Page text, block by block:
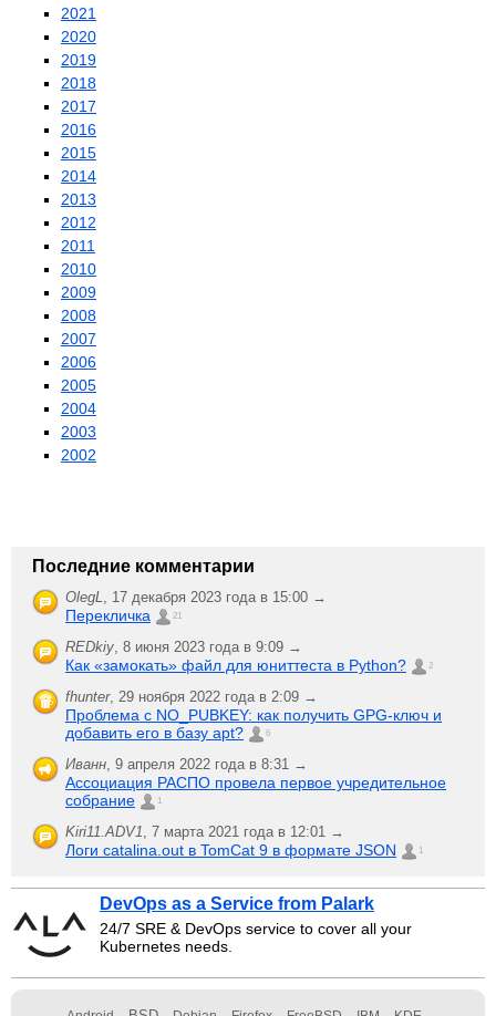
2021
2020
2019
2018
2017
2016
2015
2014
2013
2012
2011
2010
2009
2008
2007
2006
2005
2004
2003
2002
Последние комментарии
OlegL, 17 декабря 2023 года в 15:00 →
Перекличка 21
REDkiy, 8 июня 2023 года в 9:09 →
Как «замокать» файл для юниттеста в Python? 2
fhunter, 29 ноября 2022 года в 2:09 →
Проблема с NO_PUBKEY: как получить GPG-ключ и
добавить его в базу apt?
6
Иванн, 9 апреля 2022 года в 8:31 →
Ассоциация РАСПО провела первое учредительное
собрание
1
Kiri11.ADV1, 7 марта 2021 года в 12:01 →
Логи catalina.out в TomCat 9 в формате JSON 1
DevOps as a Service from Palark
24/7 SRE & DevOps service to cover all your
Kubernetes needs.